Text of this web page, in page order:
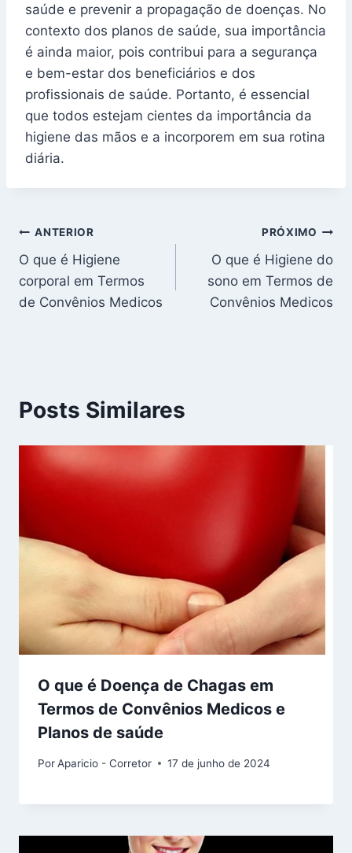
saúde e prevenir a propagação de doenças. No
contexto dos planos de saúde, sua importância
é ainda maior, pois contribui para a segurança
e bem-estar dos beneficiários e dos
profissionais de saúde. Portanto, é essencial
que todos estejam cientes da importância da
higiene das mãos e a incorporem em sua rotina
diária.
Navegação
de
Post
ANTERIOR
O que é Higiene
corporal em Termos
de Convênios Medicos
PRÓXIMO
O que é Higiene do
sono em Termos de
Convênios Medicos
Posts Similares
O que é Doença de Chagas em
Termos de Convênios Medicos e
Planos de saúde
PorAparicio - Corretor 17 de junho de 2024